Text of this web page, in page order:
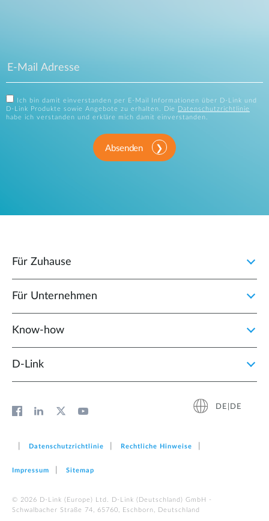
Ich bin damit einverstanden per E-Mail Informationen über D-Link und
D-Link Produkte sowie Angebote zu erhalten. Die
Datenschutzrichtlinie
habe ich verstanden und erkläre mich damit einverstanden.
Absenden
Für Zuhause
Für Unternehmen
Know-how
D‑Link
DE|DE
Datenschutzrichtlinie Rechtliche Hinweise
Impressum Sitemap
© 2026 D‑Link (Europe) Ltd. D-Link (Deutschland) GmbH -
Schwalbacher Straße 74, 65760, Eschborn, Deutschland